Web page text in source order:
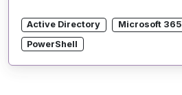
Active Directory Microsoft 365
PowerShell